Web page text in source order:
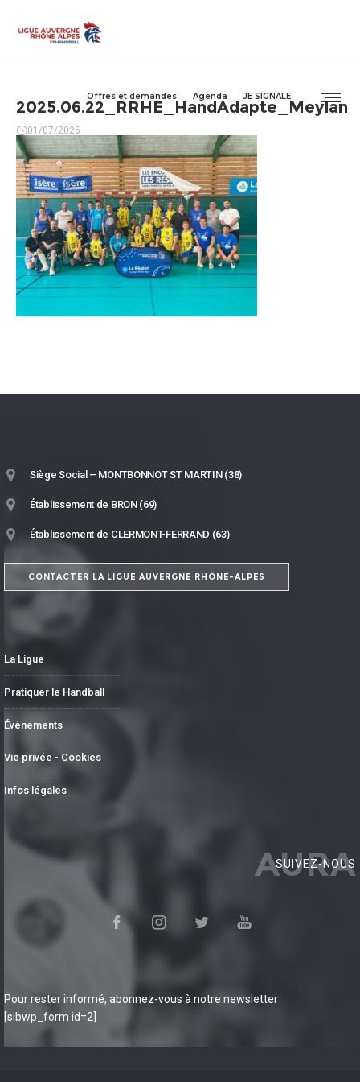
Offres et demandes Agenda JE SIGNALE
2025.06.22_RRHE_HandAdapte_Meylan
01/07/2025
Siège Social – MONTBONNOT ST MARTIN (38)
Établissement de BRON (69)
Établissement de CLERMONT-FERRAND (63)
CONTACTER LA LIGUE AUVERGNE RHÔNE-ALPES
La Ligue
Pratiquer le Handball
Événements
Vie privée - Cookies
Infos légales
AURA
SUIVEZ-NOUS
Pour rester informé, abonnez-vous à notre newsletter
[sibwp_form id=2]